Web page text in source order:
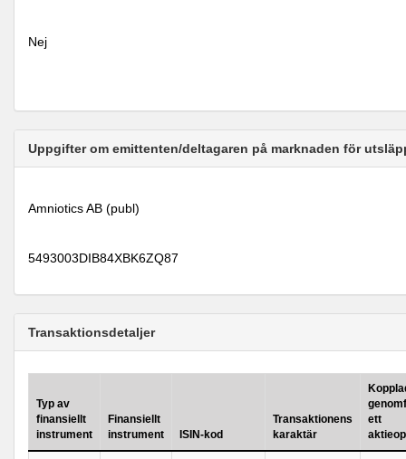
Nej
Uppgifter om emittenten/deltagaren på marknaden för
Amniotics AB (publ)
5493003DIB84XBK6ZQ87
Transaktionsdetaljer
Typ av
finansiellt
instrument
Finansiellt
instrument
ISIN-kod
Transaktionens
karaktär
ett